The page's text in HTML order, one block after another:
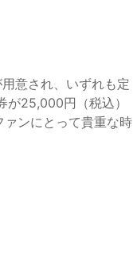
意され、いずれも定
25,000円（税込）
ンにとって貴重な時